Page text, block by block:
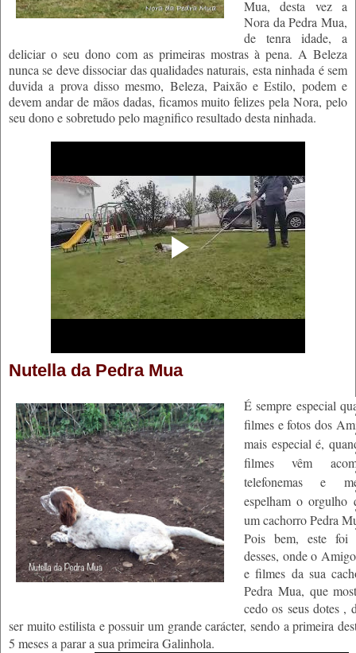
Mua, desta vez a
Nora da Pedra Mua,
de tenra idade, a
deliciar o seu dono com as primeiras mostras à pena. A Beleza
nunca se deve dissociar das qualidades naturais, esta ninhada é sem
duvida a prova disso mesmo, Beleza, Paixão e Estilo, podem e
devem andar de mãos dadas, ficamos muito felizes pela Nora, pelo
seu dono e sobretudo pelo magnifico resultado desta ninhada.
Nutella da Pedra Mua
É sempre especial
filmes e fotos dos
mais especial é,
filmes vêm
telefonemas e
espelham o orgulho
um cachorro Pedra
Pois bem, este foi
desses, onde o
e filmes da sua
Pedra Mua, que
cedo os seus dotes ,
ser muito estilista e possuir um grande carácter, sendo a primeira
5 meses a parar a sua primeira Galinhola.